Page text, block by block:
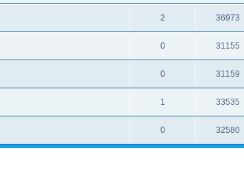
2 36973
0 31155
0 31159
1 33535
0 32580